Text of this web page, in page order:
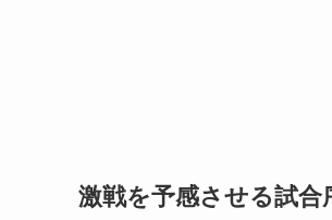
激戦を予感させる試合